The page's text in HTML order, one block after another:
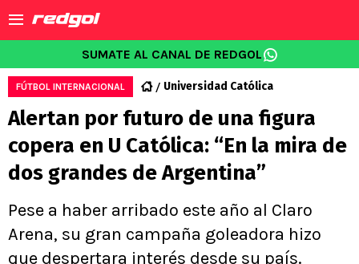
SUMATE AL CANAL DE REDGOL
FÚTBOL INTERNACIONAL Universidad Católica
Alertan por futuro de una figura
copera en U Católica: “En la mira de
dos grandes de Argentina”
Pese a haber arribado este año al Claro
Arena, su gran campaña goleadora hizo
que despertara interés desde su país.